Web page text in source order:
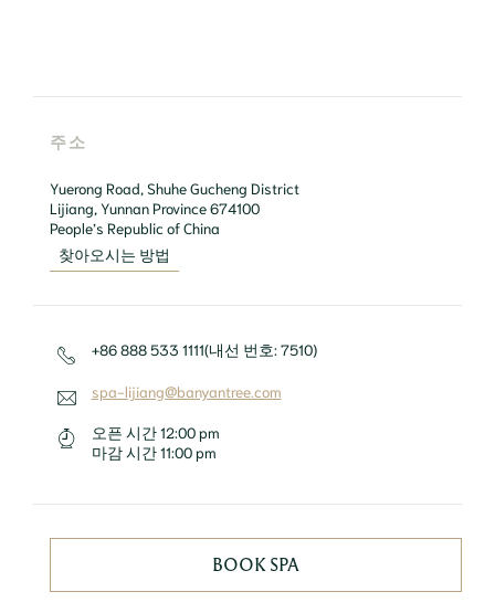
주소
Yuerong Road, Shuhe Gucheng District
Lijiang, Yunnan Province 674100
People’s Republic of China
찾아오시는 방법
+86 888 533 1111(내선 번호: 7510)
spa-lijiang@banyantree.com
오픈 시간12:00 pm
마감 시간11:00 pm
BOOK SPA